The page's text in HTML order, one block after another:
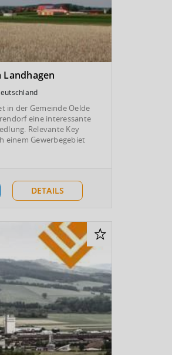
Landhagen
in der Gemeinde Oelde
eine interessante
Relevante Key
einem Gewerbegebiet
DETAILS